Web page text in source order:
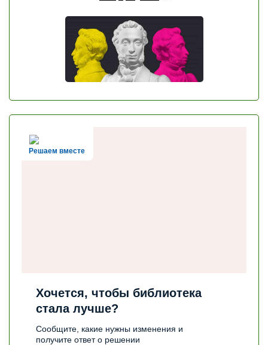
Решаем вместе
Хочется, чтобы библиотека
стала лучше?
Сообщите, какие нужны изменения и
получите ответ о решении